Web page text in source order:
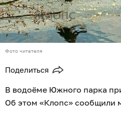
Фото читателя
Поделиться
В водоёме Южного парка
Об этом «Клопс» сообщили